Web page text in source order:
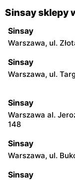
Sinsay sklepy
Sinsay
Warszawa, ul.
Sinsay
Warszawa, ul.
Sinsay
Warszawa al.
148
Sinsay
Warszawa, ul.
Sinsay